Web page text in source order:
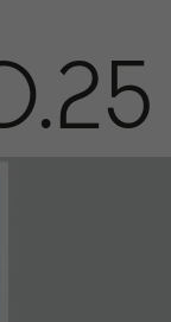
ISO 9706 美術館品
正性証明書が付
限定で額装サー
いため、海外へ
せください。